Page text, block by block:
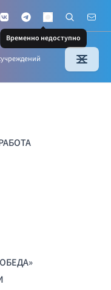
VKontakteTelegramMAX
Временно недоступно
Поиск по
Почта